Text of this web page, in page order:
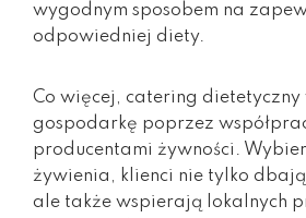
wygodnym sposobem na
odpowiedniej diety.
Co więcej, catering
gospodarkę poprzez
producentami żywności.
żywienia, klienci nie tylko
ale także wspierają lokalnych